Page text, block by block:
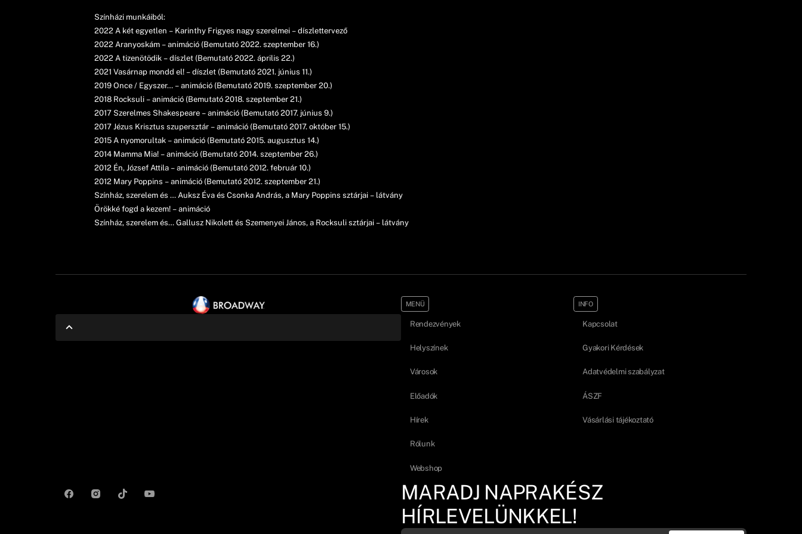
Színházi munkáiból:
2022 A két egyetlen – Karinthy Frigyes nagy szerelmei – díszlettervező
2022 Aranyoskám – animáció (Bemutató 2022. szeptember 16.)
2022 A tizenötödik – díszlet (Bemutató 2022. április 22.)
2021 Vasárnap mondd el! – díszlet (Bemutató 2021. június 11.)
2019 Once / Egyszer… – animáció (Bemutató 2019. szeptember 20.)
2018 Rocksuli – animáció (Bemutató 2018. szeptember 21.)
2017 Szerelmes Shakespeare – animáció (Bemutató 2017. június 9.)
2017 Jézus Krisztus szupersztár – animáció (Bemutató 2017. október 15.)
2015 A nyomorultak – animáció (Bemutató 2015. augusztus 14.)
2014 Mamma Mia! – animáció (Bemutató 2014. szeptember 26.)
2012 Én, József Attila – animáció (Bemutató 2012. február 10.)
2012 Mary Poppins – animáció (Bemutató 2012. szeptember 21.)
Színház, szerelem és … Auksz Éva és Csonka András, a Mary Poppins sztárjai – látvány
Örökké fogd a kezem! – animáció
Színház, szerelem és… Gallusz Nikolett és Szemenyei János, a Rocksuli sztárjai – látvány
MENÜ
Rendezvények
Helyszínek
Városok
Előadók
Hírek
Rólunk
Webshop
INFO
Kapcsolat
Gyakori Kérdések
Adatvédelmi szabályzat
ÁSZF
Vásárlási tájékoztató
MARADJ NAPRAKÉSZ
HÍRLEVELÜNKKEL!